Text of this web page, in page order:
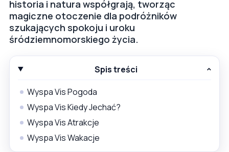
historia i natura współgrają, tworząc
magiczne otoczenie dla podróżników
szukających spokoju i uroku
śródziemnomorskiego życia.
Spis treści
Wyspa Vis Pogoda
Wyspa Vis Kiedy Jechać?
Wyspa Vis Atrakcje
Wyspa Vis Wakacje